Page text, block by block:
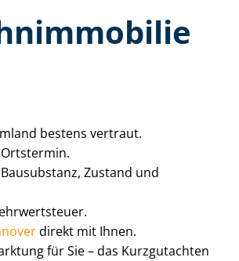
bestens vertraut.
Zustand und
direkt mit Ihnen.
für Sie – das Kurzgutachten